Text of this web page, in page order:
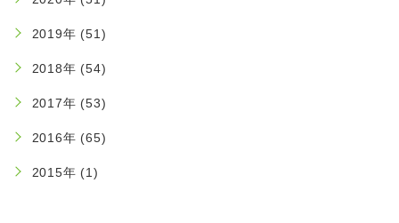
2019年 (51)
2018年 (54)
2017年 (53)
2016年 (65)
2015年 (1)